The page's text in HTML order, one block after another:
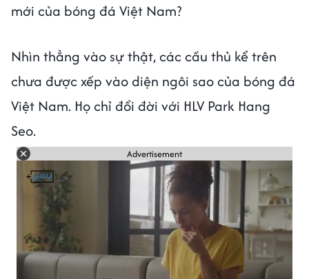
mới của bóng đá Việt Nam?
Nhìn thẳng vào sự thật, các cầu thủ kể trên
chưa được xếp vào diện ngôi sao của bóng đá
Việt Nam. Họ chỉ đổi đời với HLV Park Hang
Seo.
Advertisement